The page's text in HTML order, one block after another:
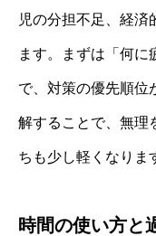
児の分担不足、経済
ます。まずは「何に
で、対策の優先順位
解することで、無理
ちも少し軽くなりま
時間の使い方と